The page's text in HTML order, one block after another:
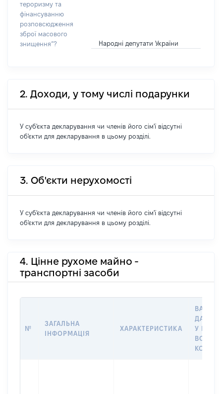
тероризму та
фінансуванню
розповсюдження
зброї масового
знищення”?
Народні депутати України
2. Доходи, у тому числі подарунки
У суб'єкта декларування чи членів його сім'ї відсутні
об'єкти для декларування в цьому розділі.
3. Об'єкти нерухомості
У суб'єкта декларування чи членів його сім'ї відсутні
об'єкти для декларування в цьому розділі.
4. Цінне рухоме майно -
транспортні засоби
№
ЗАГАЛЬНА
ІНФОРМАЦІЯ
ХАРАКТЕРИСТИКА
ДАТУ
У